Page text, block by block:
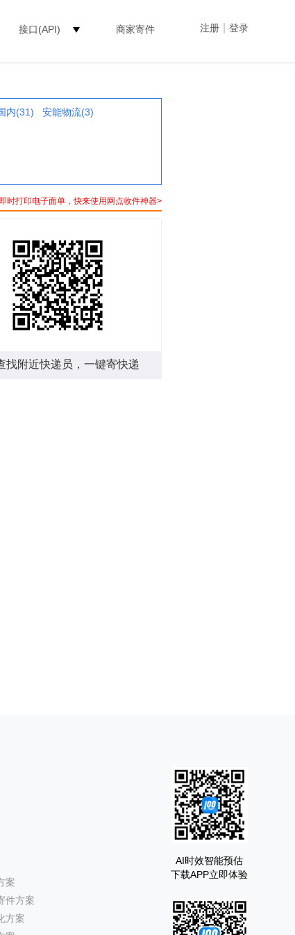
注册 登录
接口(API) 商家寄件
内(31)
安能物流(3)
时打印电子面单，快来使用网点收件神器>
找附近快递员，一键寄快递
案
件方案
方案
AI时效智能预估
下载APP立即体验